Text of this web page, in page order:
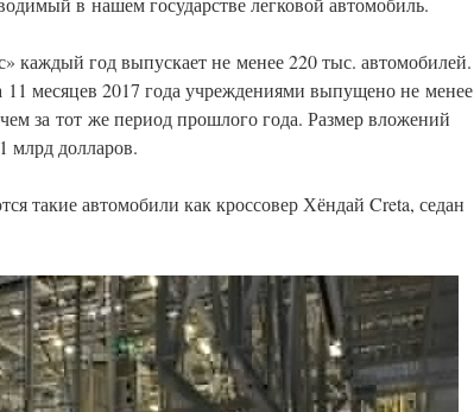
каждый год выпускает не менее 220 тыс. автомобилей.
11 месяцев 2017 года учреждениями выпущено не менее
за тот же период прошлого года. Размер вложений
млрд долларов.
такие автомобили как кроссовер Хёндай Creta, седан